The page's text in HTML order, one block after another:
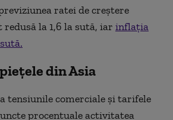
ratei de creştere
la 1,6 la sută, iar inflaţia
din Asia
tensiunile comerciale şi tarifele
procentuale activitatea